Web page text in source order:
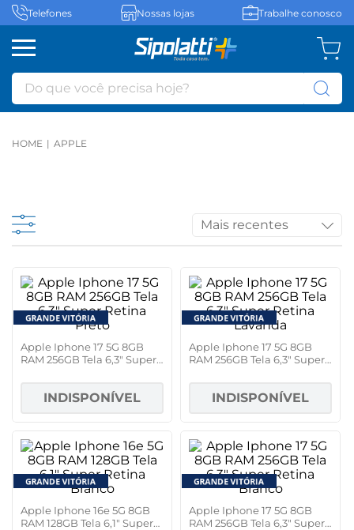
Telefones Nossas lojas Trabalhe conosco
Do que você precisa hoje?
APPLE
Mais recentes
Apple Iphone 17 5G 8GB
RAM 256GB Tela 6,3" Super
INDISPONÍVEL
Apple Iphone 17 5G 8GB
RAM 256GB Tela 6,3" Super
INDISPONÍVEL
Apple Iphone 16e 5G 8GB
RAM 128GB Tela 6,1" Super
Apple Iphone 17 5G 8GB
RAM 256GB Tela 6,3" Super